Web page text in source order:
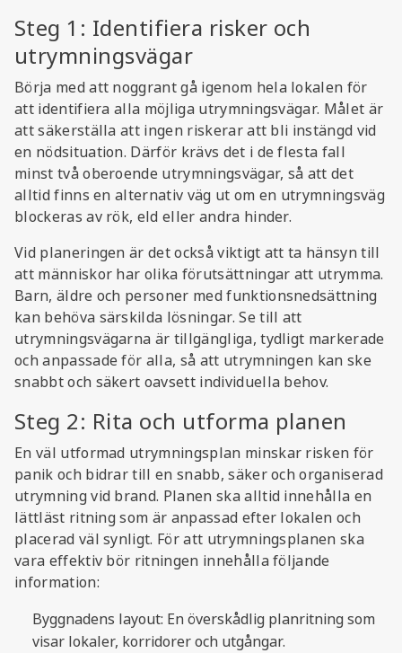
Steg 1: Identifiera risker och
utrymningsvägar
Börja med att noggrant gå igenom hela lokalen för
att identifiera alla möjliga utrymningsvägar. Målet är
att säkerställa att ingen riskerar att bli instängd vid
en nödsituation. Därför krävs det i de flesta fall
minst två oberoende utrymningsvägar, så att det
alltid finns en alternativ väg ut om en utrymningsväg
blockeras av rök, eld eller andra hinder.
Vid planeringen är det också viktigt att ta hänsyn till
att människor har olika förutsättningar att utrymma.
Barn, äldre och personer med funktionsnedsättning
kan behöva särskilda lösningar. Se till att
utrymningsvägarna är tillgängliga, tydligt markerade
och anpassade för alla, så att utrymningen kan ske
snabbt och säkert oavsett individuella behov.
Steg 2: Rita och utforma planen
En väl utformad utrymningsplan minskar risken för
panik och bidrar till en snabb, säker och organiserad
utrymning vid brand. Planen ska alltid innehålla en
lättläst ritning som är anpassad efter lokalen och
placerad väl synligt. För att utrymningsplanen ska
vara effektiv bör ritningen innehålla följande
information:
Byggnadens layout: En överskådlig planritning som
visar lokaler, korridorer och utgångar.